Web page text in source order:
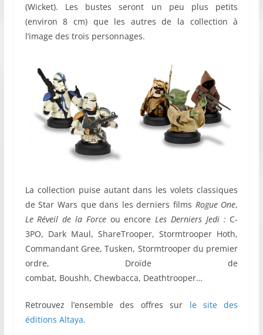
(Wicket). Les bustes seront un peu plus petits
(environ 8 cm) que les autres de la collection à
l’image des trois personnages.
La collection puise autant dans les volets classiques
de Star Wars que dans les derniers films Rogue One,
Le Réveil de la Forceou encore Les Derniers Jedi : C-
3PO, Dark Maul, ShareTrooper, Stormtrooper Hoth,
Commandant Gree, Tusken, Stormtrooper du premier
ordre, Droïde de
combat, Boushh, Chewbacca, Deathtrooper…
Retrouvez l’ensemble des offres sur le site des
éditions Altaya.